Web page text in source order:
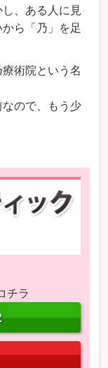
、ある人に見
ら「乃」を足
術院という名
ので、もう少
チラ